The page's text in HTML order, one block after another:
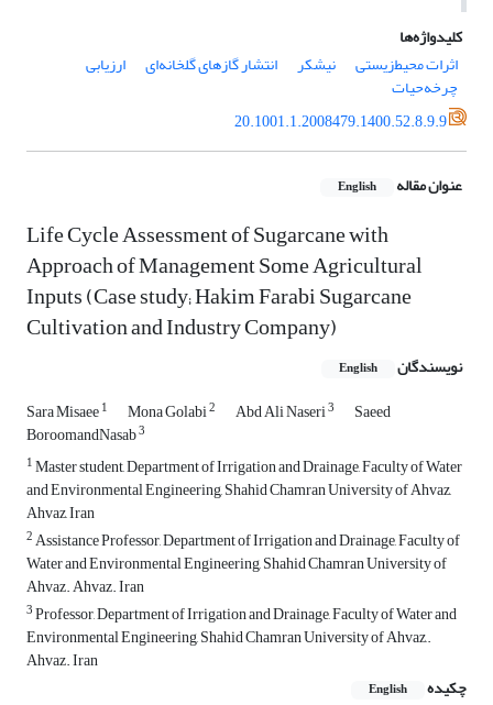
کلیدواژه‌ها
اثرات محیط‌زیستی
نیشکر انتشار گازهای گلخانه‌ای ارزیابی
چرخه‌حیات
20.1001.1.2008479.1400.52.8.9.9
عنوان مقاله English
Life Cycle Assessment of Sugarcane with
Approach of Management Some Agricultural
Inputs (Case study; Hakim Farabi Sugarcane
Cultivation and Industry Company)
نویسندگان English
Sara Misaee1 Mona Golabi2 Abd Ali Naseri3 Saeed
BoroomandNasab3
1Master student, Department of Irrigation and Drainage, Faculty of Water
and Environmental Engineering, Shahid Chamran University of Ahvaz,
Ahvaz, Iran
2Assistance Professor, Department of Irrigation and Drainage, Faculty of
Water and Environmental Engineering, Shahid Chamran University of
Ahvaz. Ahvaz. Iran
3Professor, Department of Irrigation and Drainage, Faculty of Water and
Environmental Engineering, Shahid Chamran University of Ahvaz,.
Ahvaz. Iran
چکیده
English